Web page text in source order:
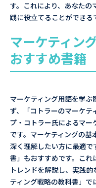
す。これにより、あなたの
践に役立てることができる
マーケティン
おすすめ書籍
マーケティング用語を学
ず、「コトラーのマーケテ
プ・コトラー氏によるマ
です。マーケティングの
深く理解したい方に最適
書」もおすすめです。これ
トレンドを解説し、実践
ティング戦略の教科書」